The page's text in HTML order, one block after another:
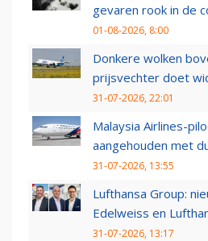
gevaren rook in de
01-08-2026, 8:00
Donkere wolken
prijsvechter doet
31-07-2026, 22:01
Malaysia Airlines-
aangehouden met
31-07-2026, 13:55
Lufthansa Group:
Edelweiss en
31-07-2026, 13:17